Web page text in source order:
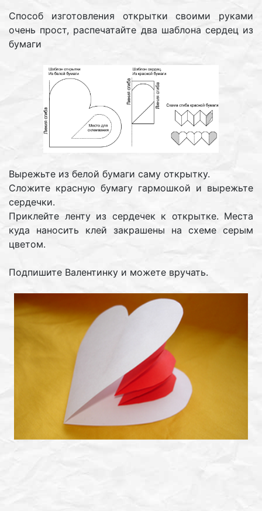
Способ изготовления открытки своими руками
очень прост, распечатайте два шаблона сердец из
бумаги
Вырежьте из белой бумаги саму открытку.
Сложите красную бумагу гармошкой и вырежьте
сердечки.
Приклейте ленту из сердечек к открытке. Места
куда наносить клей закрашены на схеме серым
цветом.
Подпишите Валентинку и можете вручать.